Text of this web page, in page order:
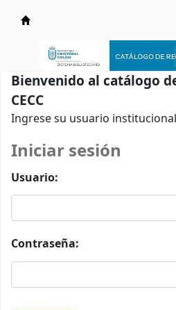
Catálogo en línea
Bienvenido al catálogo
CECC
Ingrese su usuario
Iniciar sesión
Usuario:
Contraseña: